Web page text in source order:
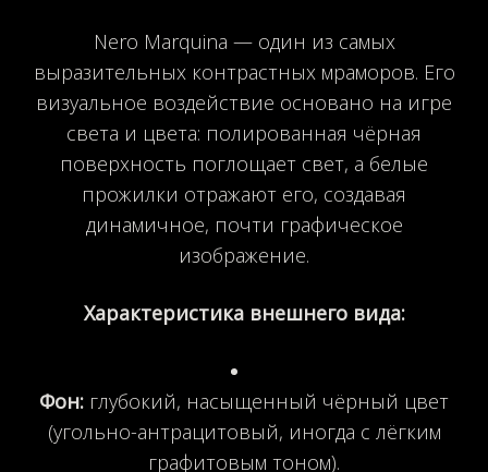
Nero Marquina — один из самых
выразительных контрастных мраморов. Его
визуальное воздействие основано на игре
света и цвета: полированная чёрная
поверхность поглощает свет, а белые
прожилки отражают его, создавая
динамичное, почти графическое
изображение.
Характеристика внешнего вида:
Фон: глубокий, насыщенный чёрный цвет
(угольно-антрацитовый, иногда с лёгким
графитовым тоном).